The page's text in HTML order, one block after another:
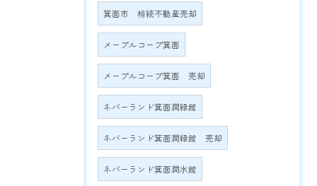
箕面市 相続不動産売却
メープルコープ箕面
メープルコープ箕面 売却
ネバーランド箕面潤緑館
ネバーランド箕面潤緑館 売却
ネバーランド箕面潤水館